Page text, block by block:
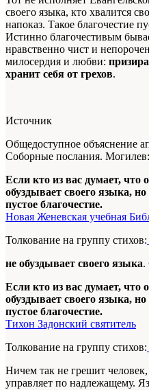
своего языка, кто хвалится
напоказ. Такое благочестие
Истинно благочестивым
нравственно чист и
милосердия и любви:
хранит себя от грехов.
Источник
Общедоступное объяснение
Соборные послания.
Если кто из вас думает, что
обуздывает своего языка,
пустое благочестие.
Новая Женевская учебная
Толкование на группу стихов:
не обуздывает своего языка.
Если кто из вас думает, что
обуздывает своего языка,
пустое благочестие.
Тихон Задонский святитель
Толкование на группу стихов:
Ничем так не грешит
управляет по надлежащему.